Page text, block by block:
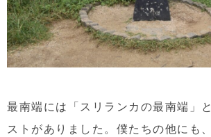
最南端には「スリランカの最南端」
ストがありました。僕たちの他にも